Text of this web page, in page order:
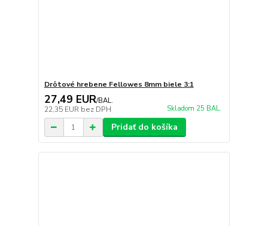
Drôtové hrebene Fellowes 8mm biele 3:1
27,49 EUR/BAL.
22,35 EUR bez DPH Skladom 25 BAL.
Pridať do košíka